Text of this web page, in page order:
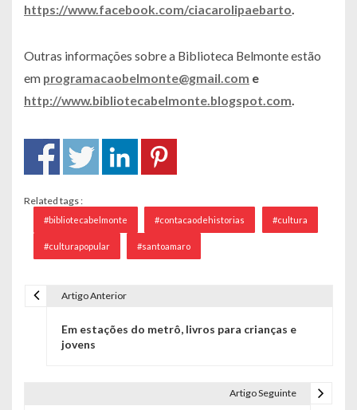
https://www.facebook.com/ciacarolipaebarto.
Outras informações sobre a Biblioteca Belmonte estão
em programacaobelmonte@gmail.com e
http://www.bibliotecabelmonte.blogspot.com.
Related tags :
#bibliotecabelmonte #contacaodehistorias #cultura
#culturapopular #santoamaro
Artigo Anterior
Em estações do metrô, livros para crianças e
jovens
Artigo Seguinte